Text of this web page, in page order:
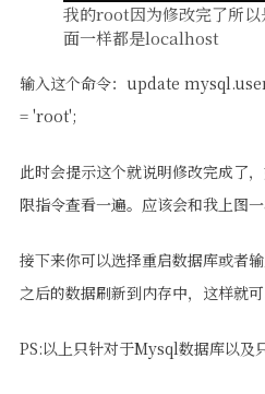
我的root因为修改完了所
面一样都是localhost
输入这个命令：update
= 'root';
此时会提示这个就说明修改完成了
限指令查看一遍。应该会和我上图一
接下来你可以选择重启数据库或
之后的数据刷新到内存中，这样就可
PS:以上只针对于Mysql数据库以及